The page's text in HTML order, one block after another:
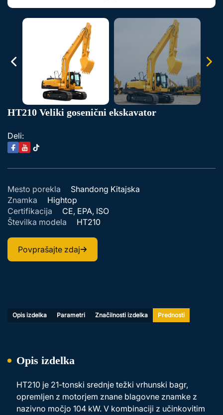
HT210 Veliki gosenični ekskavator
Deli:
Mesto porekla
Shandong Kitajska
Znamka
Hightop
Certifikacija
CE, EPA, ISO
Številka modela
HT210
Povprašajte zdaj
Opis izdelka Parametri Značilnosti izdelka Prednosti
Opis izdelka
HT210 je 21-tonski srednje težki vrhunski bagr,
opremljen z motorjem znane blagovne znamke z
nazivno močjo 104 kW. V kombinaciji z učinkovitim